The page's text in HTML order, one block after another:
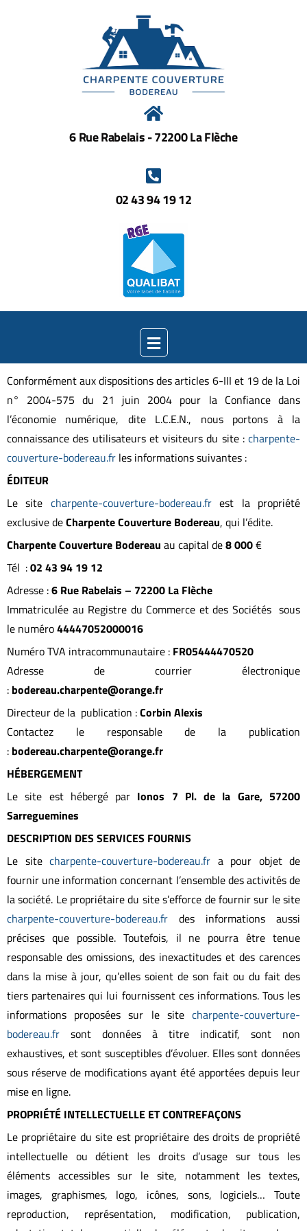
6 Rue Rabelais - 72200 La Flèche
02 43 94 19 12
Conformément aux dispositions des articles 6-III et 19 de la Loi
n° 2004-575 du 21 juin 2004 pour la Confiance dans
l’économie numérique, dite L.C.E.N., nous portons à la
connaissance des utilisateurs et visiteurs du site : charpente-
couverture-bodereau.fr les informations suivantes :
ÉDITEUR
Le site charpente-couverture-bodereau.frest la propriété
exclusive deCharpente Couverture Bodereau, qui l’édite.
Charpente Couverture Bodereau au capital de8 000€
Tél :02 43 94 19 12
Adresse :6 Rue Rabelais – 72200 La Flèche
Immatriculée au Registre du Commerce et des Sociétés sous
le numéro44447052000016
Numéro TVA intracommunautaire : FR05444470520
Adresse de courrier électronique
: bodereau.charpente@orange.fr
Directeur de la publication :Corbin Alexis
Contactez le responsable de la publication
: bodereau.charpente@orange.fr
HÉBERGEMENT
Le site est hébergé par Ionos 7 Pl. de la Gare, 57200
Sarreguemines
DESCRIPTION DES SERVICES FOURNIS
Le site charpente-couverture-bodereau.fr a pour objet de
fournir une information concernant l’ensemble des activités de
la société. Le propriétaire du site s’efforce de fournir sur le site
charpente-couverture-bodereau.fr des informations aussi
précises que possible. Toutefois, il ne pourra être tenue
responsable des omissions, des inexactitudes et des carences
dans la mise à jour, qu’elles soient de son fait ou du fait des
tiers partenaires qui lui fournissent ces informations. Tous les
informations proposées sur le site charpente-couverture-
bodereau.fr sont données à titre indicatif, sont non
exhaustives, et sont susceptibles d’évoluer. Elles sont données
sous réserve de modifications ayant été apportées depuis leur
mise en ligne.
PROPRIÉTÉ INTELLECTUELLE ET CONTREFAÇONS
Le propriétaire du site est propriétaire des droits de propriété
intellectuelle ou détient les droits d’usage sur tous les
éléments accessibles sur le site, notamment les textes,
images, graphismes, logo, icônes, sons, logiciels… Toute
reproduction, représentation, modification, publication,